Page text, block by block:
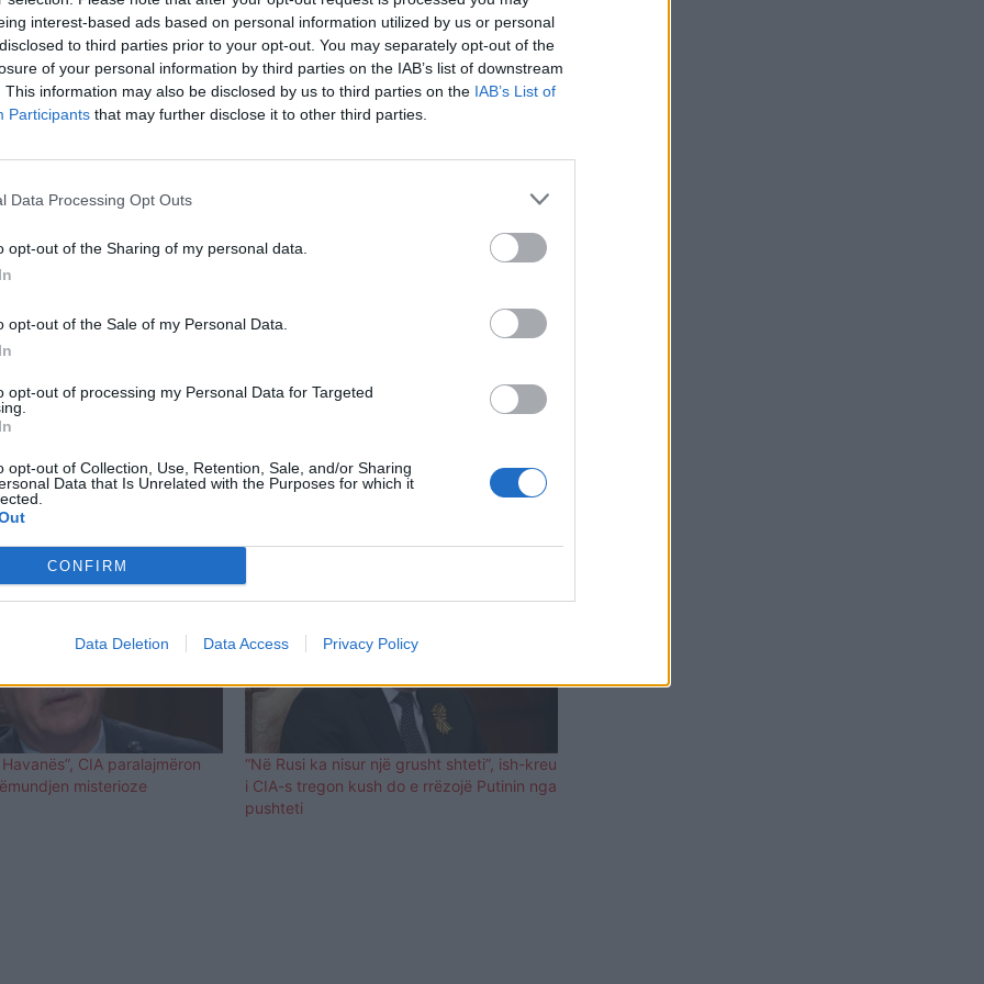
interest-based ads based on personal information utilized by us or personal
to third parties prior to your opt-out. You may separately opt-out of the
of your personal information by third parties on the IAB’s list of downstream
This information may also be disclosed by us to third parties on the IAB’s List of
Participants that may further disclose it to other third parties.
Data Processing Opt Outs
opt-out of the Sharing of my personal data.
opt-out of the Sale of my Personal Data.
opt-out of processing my Personal Data for Targeted
opt-out of Collection, Use, Retention, Sale, and/or Sharing
Data that Is Unrelated with the Purposes for which it
CONFIRM
Data Deletion Data Access Privacy Policy
edhe një tortë sepse është ditëlindja e tij. I kishin
fsheh ekstremisti: ai zbret nga makina dhe shkon të takojë
vendosur në një gjysmërreth, duke aktivizuar një ngarkesë
jordanez dhe anëtarë të tjerë të “ekipit” operacional
amerikan.
pastaj në shërbim të armikut, pastaj kthehet në
mendje në varësi të momentit, sepse nën presion, apo i
të mbijetuar. Ose, në fund, ai mund të ketë pranuar të
e tij, një zgjedhje jo e pazakontë e bashkëpunëtorëve.
goditje. Jennifer Matthews, e martuar dhe nënë e tre
të vështirë në “territorin indian” siç quhen zonat
të karrierës së saj si analiste.
CIA paralajmëron
misterioze
“Në Rusi ka nisur një grusht shteti”, ish-kreu
i CIA-s tregon kush do e rrëzojë Putinin nga
pushteti